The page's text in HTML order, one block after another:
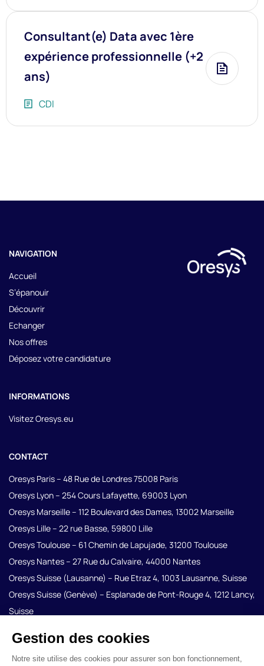
Consultant(e) Data avec 1ère
expérience professionnelle (+2
ans)
CDI
Plus
NAVIGATION
Accueil
S’épanouir
Découvrir
Echanger
Nos offres
Déposez votre candidature
INFORMATIONS
Visitez Oresys.eu
CONTACT
Oresys Paris – 48 Rue de Londres 75008 Paris
Oresys Lyon – 254 Cours Lafayette, 69003 Lyon
Oresys Marseille – 112 Boulevard des Dames, 13002 Marseille
Oresys Lille – 22 rue Basse, 59800 Lille
Oresys Toulouse – 61 Chemin de Lapujade, 31200 Toulouse
Oresys Nantes – 27 Rue du Calvaire, 44000 Nantes
Oresys Suisse (Lausanne) – Rue Etraz 4, 1003 Lausanne, Suisse
Oresys Suisse (Genève) – Esplanade de Pont-Rouge 4, 1212 Lancy,
Suisse